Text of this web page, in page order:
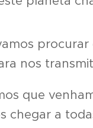
nos
que
chegar a